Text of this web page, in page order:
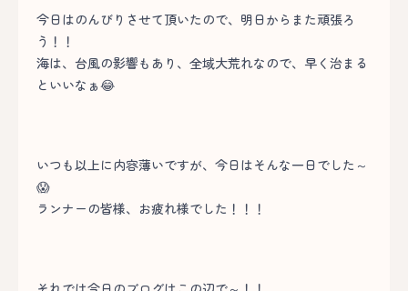
今日はのんびりさせて頂いたので、明日からまた頑張ろ
う！！
海は、台風の影響もあり、全域大荒れなので、早く治まる
といいなぁ😂
いつも以上に内容薄いですが、今日はそんな一日でした～
😱
ランナーの皆様、お疲れ様でした！！！